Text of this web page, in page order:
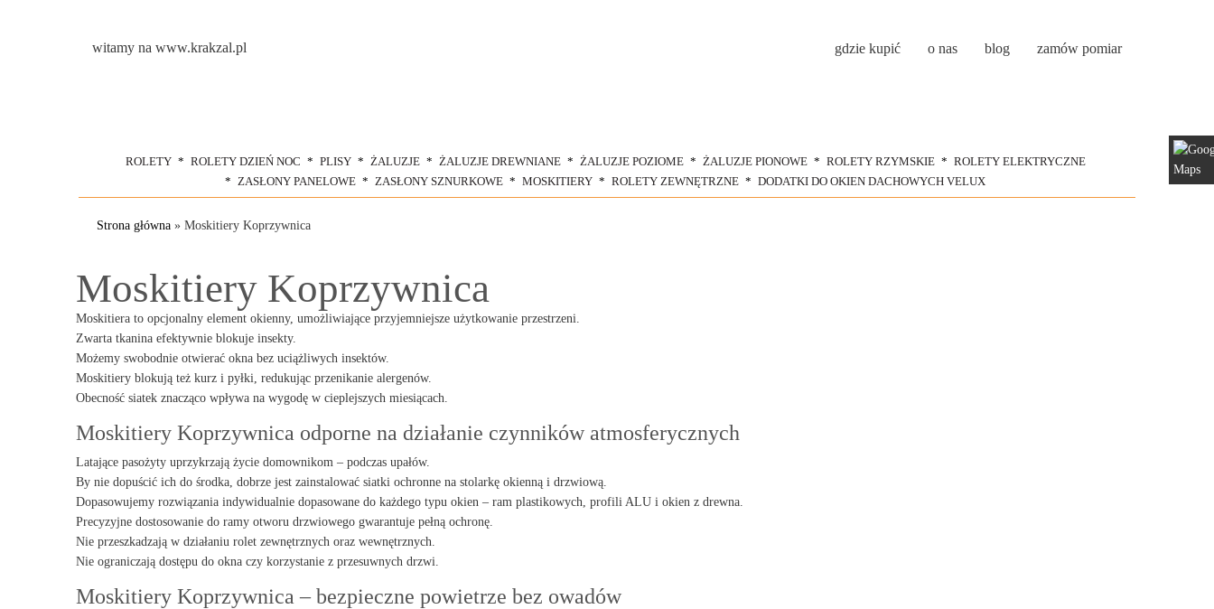
witamy na www.krakzal.pl gdzie kupić o nas blog zamów pomiar
ROLETY ROLETY DZIEŃ NOC PLISY ŻALUZJE ŻALUZJE DREWNIANE ŻALUZJE POZIOME ŻALUZJE PIONOWE ROLETY RZYMSKIE
ROLETY ELEKTRYCZNE
ZASŁONY PANELOWE
ZASŁONY SZNURKOWE MOSKITIERY ROLETY ZEWNĘTRZNE DODATKI DO OKIEN DACHOWYCH VELUX
Strona główna » Moskitiery Koprzywnica
Moskitiery Koprzywnica
Moskitiera to opcjonalny element okienny, umożliwiające przyjemniejsze użytkowanie przestrzeni.
Zwarta tkanina efektywnie blokuje insekty.
Możemy swobodnie otwierać okna bez uciążliwych insektów.
Moskitiery blokują też kurz i pyłki, redukując przenikanie alergenów.
Obecność siatek znacząco wpływa na wygodę w cieplejszych miesiącach.
Moskitiery Koprzywnica odporne na działanie czynników atmosferycznych
Latające pasożyty uprzykrzają życie domownikom – podczas upałów.
By nie dopuścić ich do środka, dobrze jest zainstalować siatki ochronne na stolarkę okienną i drzwiową.
Dopasowujemy rozwiązania indywidualnie dopasowane do każdego typu okien – ram plastikowych, profili ALU i okien z drewna.
Precyzyjne dostosowanie do ramy otworu drzwiowego gwarantuje pełną ochronę.
Nie przeszkadzają w działaniu rolet zewnętrznych oraz wewnętrznych.
Nie ograniczają dostępu do okna czy korzystanie z przesuwnych drzwi.
Moskitiery Koprzywnica – bezpieczne powietrze bez owadów